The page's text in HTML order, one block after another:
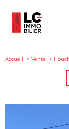
Accueil Vente